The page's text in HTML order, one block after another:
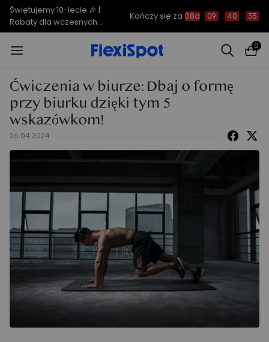
Świętujemy 10-lecie 🎉 |
Rabaty dla wczesnych
ptaków do 850 zł
Kończy się za 08d 09 : 40 : 35
0
Ćwiczenia w biurze: Dbaj o formę
przy biurku dzięki tym 5
wskazówkom!
26.04.2024